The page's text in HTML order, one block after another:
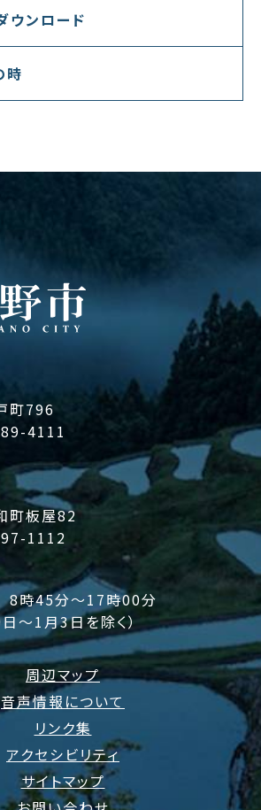
ウンロード
時
町796
4111
町板屋82
1112
時45分～17時00分
～1月3日を除く）
周辺マップ
音声情報について
リンク集
アクセシビリティ
サイトマップ